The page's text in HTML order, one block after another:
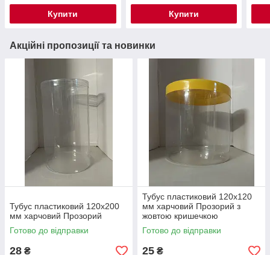
Купити Купити
Акційні пропозиції та новинки
Тубус пластиковий 120х200
мм харчовий Прозорий
Готово до відправки
28 ₴
Тубус пластиковий 120х120
мм харчовий Прозорий з
жовтою кришечкою
Готово до відправки
25 ₴